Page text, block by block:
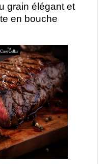
grain élégant et
en bouche